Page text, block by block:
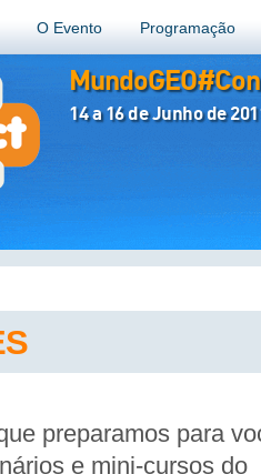
O Evento Programação
14 a 16 de Junho de
preparamos para
e mini-cursos do